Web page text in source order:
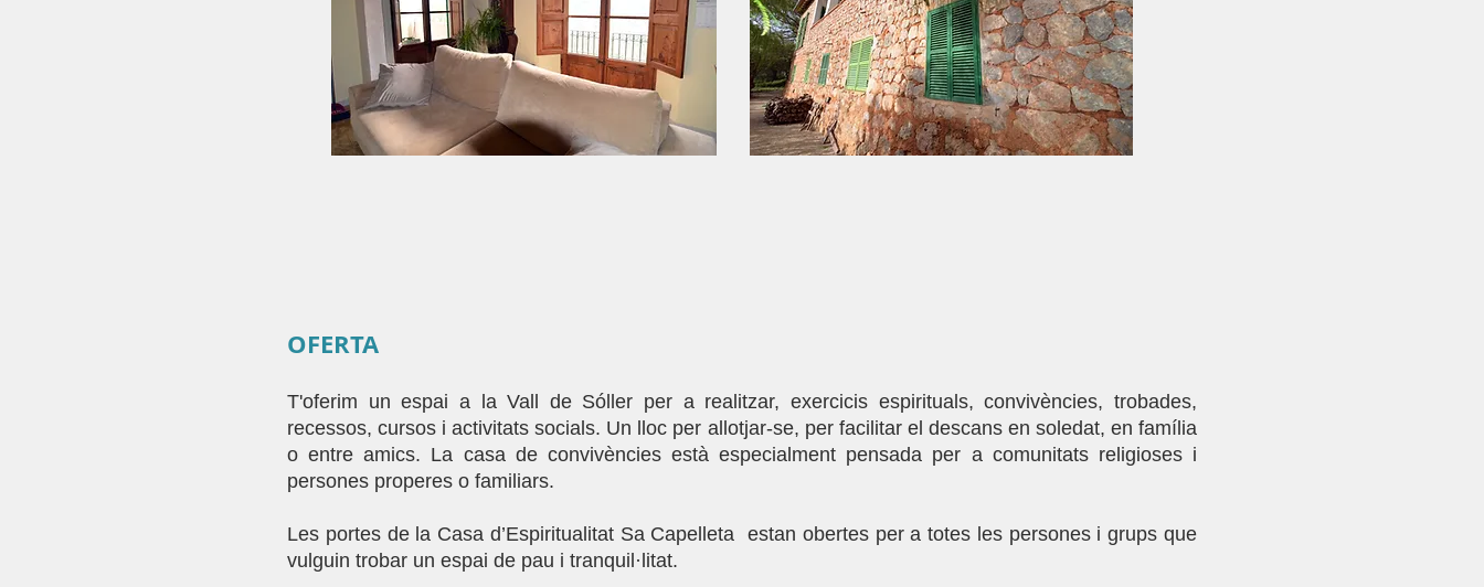
OFERTA
T'oferim un espai a la Vall de Sóller per a realitzar, exercicis espirituals, convivències, trobades,
recessos, cursos i activitats socials. Un lloc per allotjar-se, per facilitar el descans en soledat, en família
o entre amics. La casa de convivències està especialment pensada per a comunitats religioses i
persones properes o familiars.
Les portes de la Casa d’Espiritualitat Sa Capelleta estan obertes per a totes les persones i grups que
vulguin trobar un espai de pau i tranquil·litat.